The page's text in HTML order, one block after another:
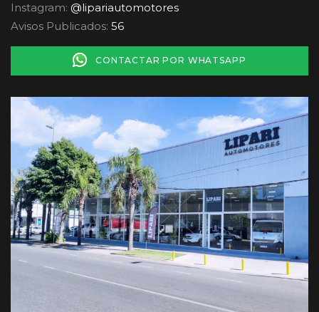
Instagram: @lipariautomotores
Avisos Publicados: 56
CONTACTAR POR WHATSAPP